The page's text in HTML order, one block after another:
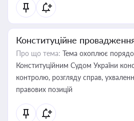
Конституційне
Про що тема: Тема охоплює
Конституційним Судом України
контролю, розгляду справ,
правових позицій